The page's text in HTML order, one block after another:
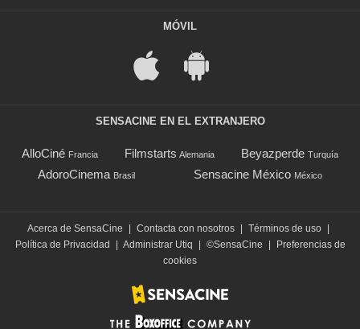
MÓVIL
SENSACINE EN EL EXTRANJERO
AlloCiné Francia Filmstarts Alemania Beyazperde Turquía
AdoroCinema Brasil Sensacine México México
Acerca de SensaCine Contacta con nosotros Términos de uso
Política de Privacidad
Administrar Utiq ©SensaCine
Preferencias de
cookies